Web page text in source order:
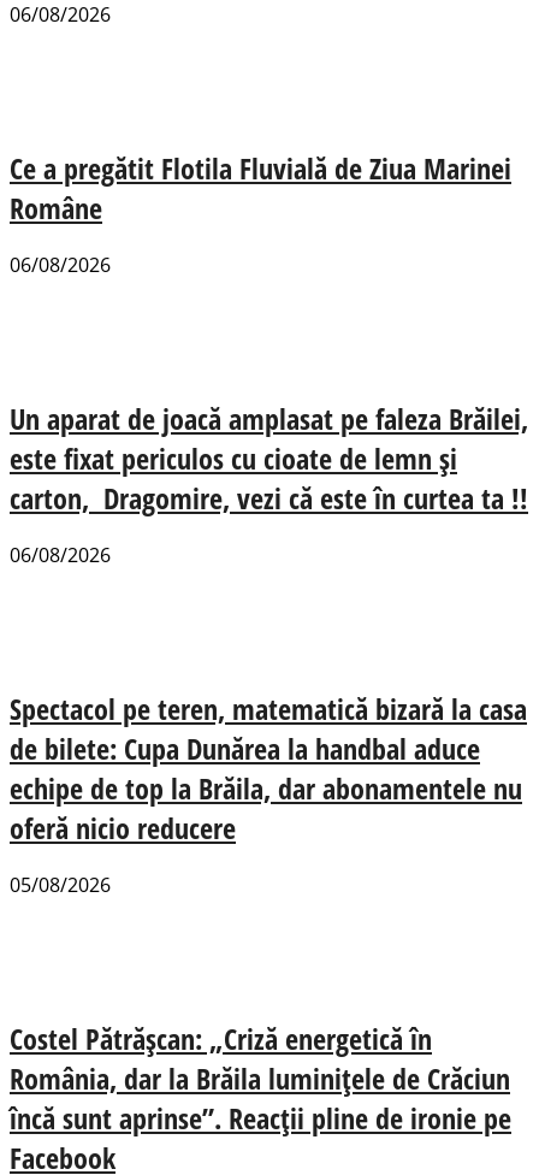
06/08/2026
Ce a pregătit Flotila Fluvială de Ziua Marinei
Române
06/08/2026
Un aparat de joacă amplasat pe faleza Brăilei,
este fixat periculos cu cioate de lemn și
carton, Dragomire, vezi că este în curtea ta !!
06/08/2026
Spectacol pe teren, matematică bizară la casa
de bilete: Cupa Dunărea la handbal aduce
echipe de top la Brăila, dar abonamentele nu
oferă nicio reducere
05/08/2026
Costel Pătrășcan: „Criză energetică în
România, dar la Brăila luminițele de Crăciun
încă sunt aprinse”. Reacții pline de ironie pe
Facebook